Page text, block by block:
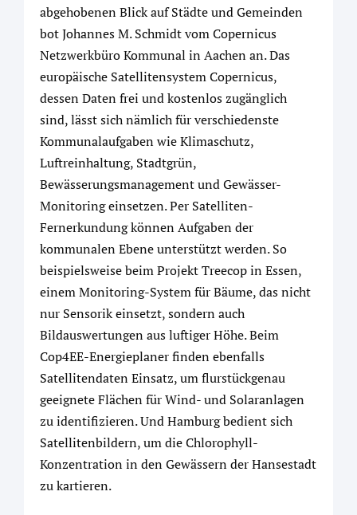
abgehobenen Blick auf Städte und Gemeinden
bot Johannes M. Schmidt vom Copernicus
Netzwerkbüro Kommunal in Aachen an. Das
europäische Satellitensystem Copernicus,
dessen Daten frei und kostenlos zugänglich
sind, lässt sich nämlich für verschiedenste
Kommunalaufgaben wie Klimaschutz,
Luftreinhaltung, Stadtgrün,
Bewässerungsmanagement und Gewässer-
Monitoring einsetzen. Per Satelliten-
Fernerkundung können Aufgaben der
kommunalen Ebene unterstützt werden. So
beispielsweise beim Projekt Treecop in Essen,
einem Monitoring-System für Bäume, das nicht
nur Sensorik einsetzt, sondern auch
Bildauswertungen aus luftiger Höhe. Beim
Cop4EE-Energieplaner finden ebenfalls
Satellitendaten Einsatz, um flurstückgenau
geeignete Flächen für Wind- und Solaranlagen
zu identifizieren. Und Hamburg bedient sich
Satellitenbildern, um die Chlorophyll-
Konzentration in den Gewässern der Hansestadt
zu kartieren.